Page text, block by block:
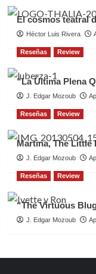
El cosmos teatral
Héctor Luis Rivera
Reseñas Review
“La Última Plena
J. Edgar Mozoub
Reseñas Review
Martina, The Little
J. Edgar Mozoub
Reseñas Review
“The Virtuous
J. Edgar Mozoub